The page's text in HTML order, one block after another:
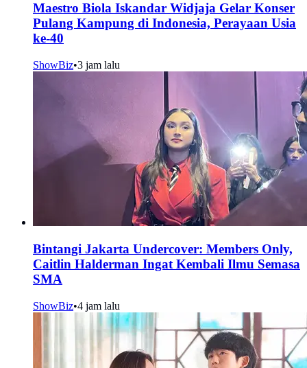
Maestro Biola Iskandar Widjaja Gelar Konser
Pulang Kampung di Indonesia, Perayaan Usia
ke-40
ShowBiz•3 jam lalu
Bintangi Jakarta Undercover: Members Only,
Caitlin Halderman Ingat Kembali Ilmu Semasa
SMA
ShowBiz•4 jam lalu